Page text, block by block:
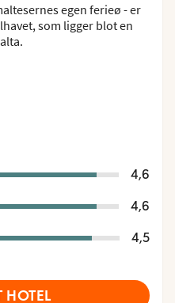
egen ferieø - er
som ligger blot en
4,6
4,6
4,5
HOTEL